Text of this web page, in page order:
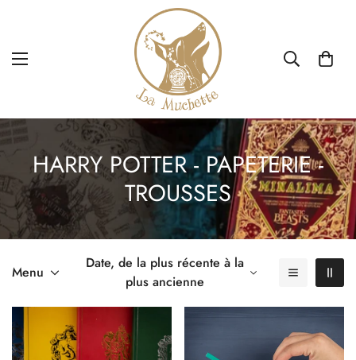
HARRY POTTER - PAPETERIE -
TROUSSES
Menu
Date, de la plus récente à la
plus ancienne